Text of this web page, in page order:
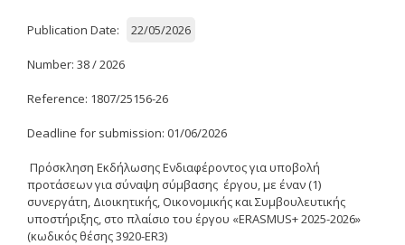
(ιστορικό αρχείο)
Δημοσιότητα
Logos - Funding
Δημοσιότητα Έργων
Ε.Σ.Π.Α. (2007-2013)
Δημοσιότητα Έργων
Ε.Σ.Π.Α. (2014-2020)
Publication Date: 22/05/2026
Number: 38 / 2026
Reference: 1807/25156-26
Deadline for submission: 01/06/2026
Πρόσκληση Εκδήλωσης Ενδιαφέροντος για υποβολή
προτάσεων για σύναψη σύμβασης έργου, με έναν (1)
συνεργάτη, Διοικητικής, Οικονομικής και Συμβουλευτικής
υποστήριξης, στο πλαίσιο του έργου «ERASMUS+ 2025-2026»
(κωδικός θέσης 3920-ER3)